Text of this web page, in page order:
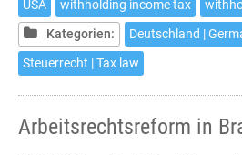
in
Germany
USA withholding income tax
Kategorien:
Deutschland |
Steuerrecht | Tax law
Arbeitsrechtsreform in